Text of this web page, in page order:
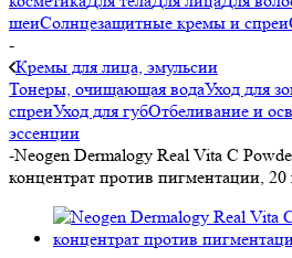
шеиСолнцезащитные кремы и спреи
-
Кремы для лица, эмульсии
Тонеры, очищающая водаУход для
спреиУход для губОтбеливание и
эссенции
-Neogen Dermalogy Real Vita C
концентрат против пигментации, 20